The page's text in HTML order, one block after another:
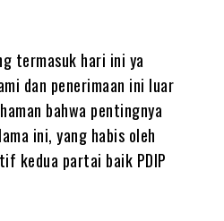
termasuk hari ini ya
dan penerimaan ini luar
bahwa pentingnya
ini, yang habis oleh
kedua partai baik PDIP